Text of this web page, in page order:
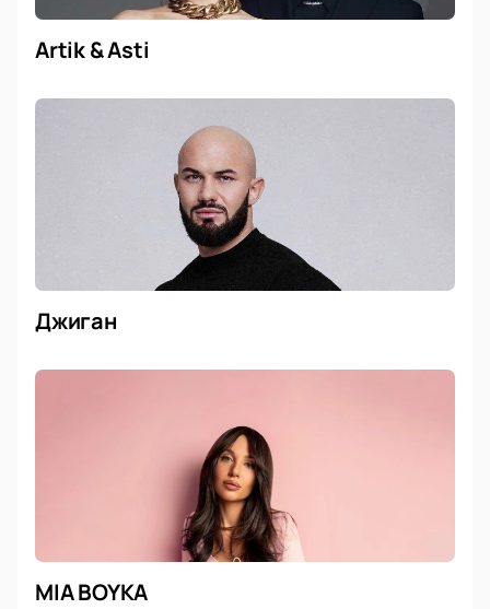
Artik & Asti
Джиган
MIA BOYKA